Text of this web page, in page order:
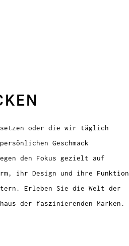
oder die wir täglich
Geschmack
den Fokus gezielt auf
ihr Design und ihre Funktion
Erleben Sie die Welt der
der faszinierenden Marken.